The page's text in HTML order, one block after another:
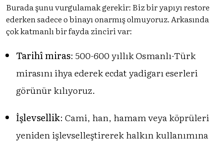
Burada şunu vurgulamak gerekir: Biz bir yapıyı restore
ederken sadece o binayı onarmış olmuyoruz. Arkasında
çok katmanlı bir fayda zinciri var:
Tarihî miras: 500-600 yıllık Osmanlı-Türk
mirasını ihya ederek ecdat yadigarı eserleri
görünür kılıyoruz.
İşlevsellik: Cami, han, hamam veya köprüleri
yeniden işlevselleştirerek halkın kullanımına